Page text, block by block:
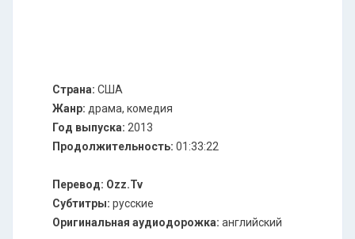
Страна: США
Жанр: драма, комедия
Год выпуска: 2013
Продолжительность: 01:33:22
Перевод: Ozz.Tv
Cубтитры: русские
Оригинальная аудиодорожка: английский